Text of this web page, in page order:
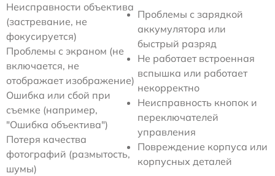
Неисправности объектива
(застревание, не
фокусируется)
Проблемы с экраном (не
включается, не
отображает изображение)
Ошибка или сбой при
съемке (например,
"Ошибка объектива")
Потеря качества
фотографий (размытость,
шумы)
Проблемы с зарядкой
аккумулятора или
быстрый разряд
Не работает встроенная
вспышка или работает
некорректно
Неисправность кнопок и
переключателей
управления
Повреждение корпуса или
корпусных деталей